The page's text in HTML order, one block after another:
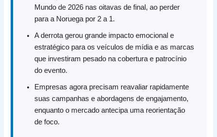
Mundo de 2026 nas oitavas de final, ao perder
para a Noruega por 2 a 1.
A derrota gerou grande impacto emocional e
estratégico para os veículos de mídia e as marcas
que investiram pesado na cobertura e patrocínio
do evento.
Empresas agora precisam reavaliar rapidamente
suas campanhas e abordagens de engajamento,
enquanto o mercado antecipa uma reorientação
de foco.